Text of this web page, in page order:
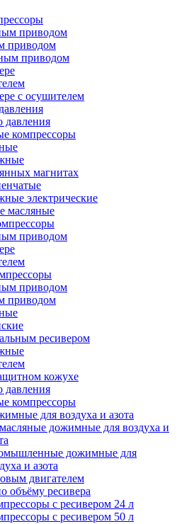
приводом
приводом
приводом
с осушителем
давления
компрессоры
магнитах
электрические
масляные
приводом
приводом
приводом
ресивером
кожухе
давления
компрессоры
для воздуха и азота
дожимные для воздуха и
дожимные для
и азота
двигателем
объёму ресивера
с ресивером 24 л
с ресивером 50 л